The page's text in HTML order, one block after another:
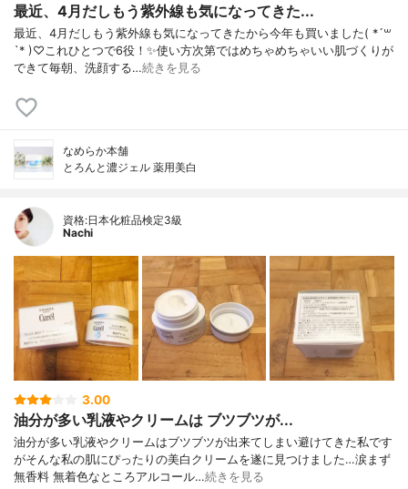
最近、4月だしもう紫外線も気になってきた...
最近、4月だしもう紫外線も気になってきたから今年も買いました( *´꒳
`* )♡これひとつで6役！✨使い方次第ではめちゃめちゃいい肌づくりが
できて毎朝、洗顔する…続きを見る
なめらか本舗
とろんと濃ジェル 薬用美白
資格:日本化粧品検定3級
Nachi
3.00
油分が多い乳液やクリームは ブツブツが...
油分が多い乳液やクリームはブツブツが出来てしまい避けてきた私です
がそんな私の肌にぴったりの美白クリームを遂に見つけました…涙まず
無香料 無着色なところアルコール…続きを見る